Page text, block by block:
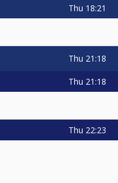
Thu 18:21
Thu 21:18
Thu 21:18
Thu 22:23